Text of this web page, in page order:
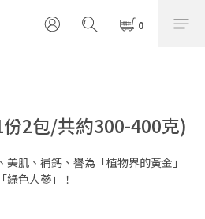
2包/共約300-400克)
肌、補鈣、譽為「植物界的黃金」
綠色人蔘」！